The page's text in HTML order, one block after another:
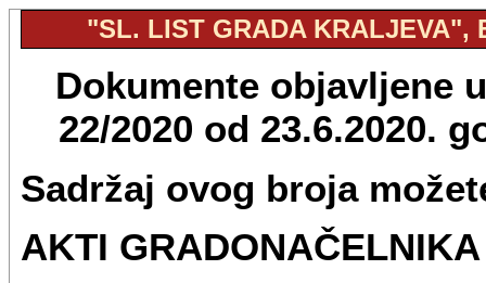
"SL. LIST GRADA KRALJEVA",
Dokumente objavljene
22/2020 od 23.6.2020.
Sadržaj ovog broja
AKTI